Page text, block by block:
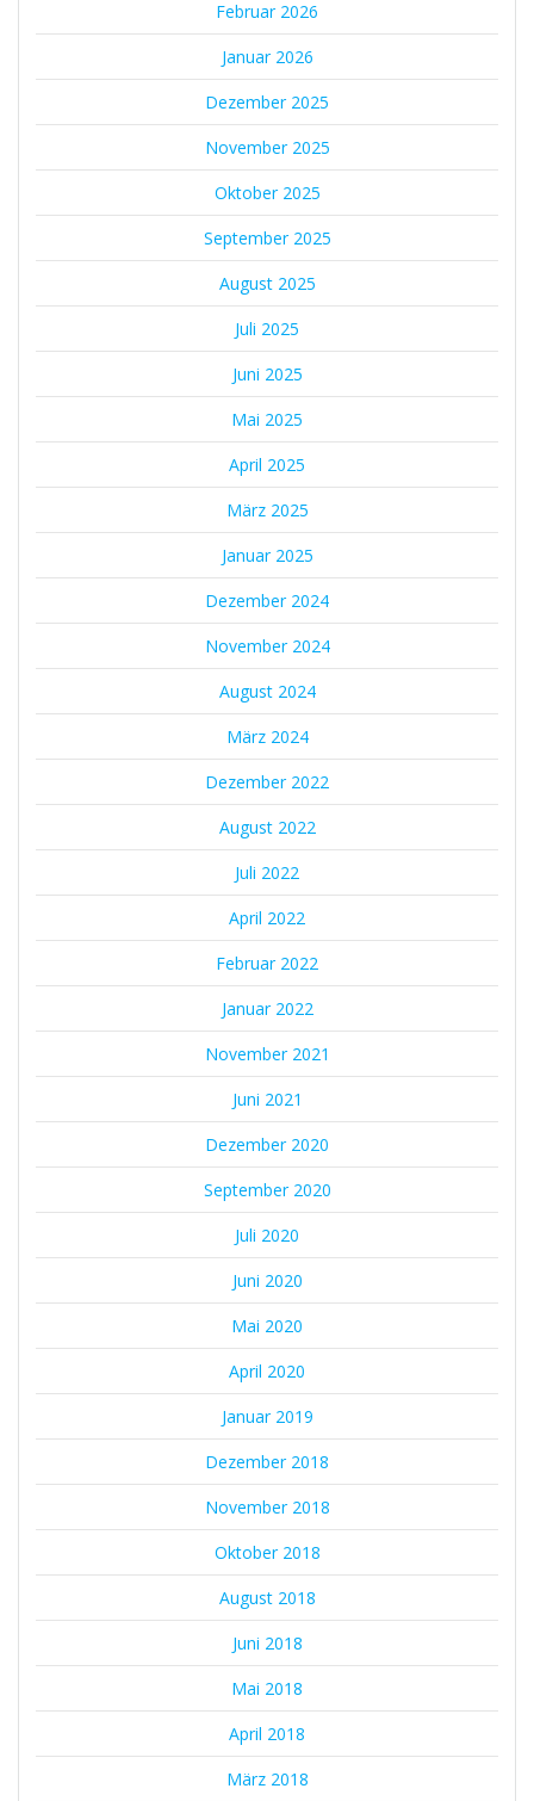
Februar 2026
Januar 2026
Dezember 2025
November 2025
Oktober 2025
September 2025
August 2025
Juli 2025
Juni 2025
Mai 2025
April 2025
März 2025
Januar 2025
Dezember 2024
November 2024
August 2024
März 2024
Dezember 2022
August 2022
Juli 2022
April 2022
Februar 2022
Januar 2022
November 2021
Juni 2021
Dezember 2020
September 2020
Juli 2020
Juni 2020
Mai 2020
April 2020
Januar 2019
Dezember 2018
November 2018
Oktober 2018
August 2018
Juni 2018
Mai 2018
April 2018
März 2018